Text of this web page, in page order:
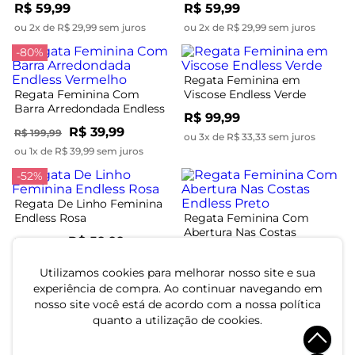
Utilizamos cookies para melhorar nosso site e sua
experiência de compra. Ao continuar navegando em
nosso site você está de acordo com a nossa política
quanto a utilização de cookies.
R$ 59,99
ou 2x de R$ 29,99 sem juros
R$ 59,99
ou 2x de R$ 29,99 sem juros
-80%
Regata Feminina Com
Barra Arredondada Endless
R$ 199,99 R$ 39,99
ou 1x de R$ 39,99 sem juros
Regata Feminina em
Viscose Endless Verde
R$ 99,99
ou 3x de R$ 33,33 sem juros
-52%
Regata De Linho Feminina
Endless Rosa
R$ 124,99 R$ 59,99
Regata Feminina Com
Abertura Nas Costas
ou 4x de R$ 29,99 sem juros
Regata De Viscotorcion